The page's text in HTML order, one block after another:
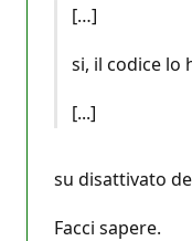
[…]
si, il codice lo
[...]
su disattivato
Facci sapere.